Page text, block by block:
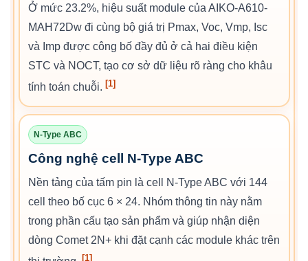
Ở mức 23.2%, hiệu suất module của AIKO-A610-
MAH72Dw đi cùng bộ giá trị Pmax, Voc, Vmp, Isc
và Imp được công bố đầy đủ ở cả hai điều kiện
STC và NOCT, tạo cơ sở dữ liệu rõ ràng cho khâu
tính toán chuỗi. [1]
N-Type ABC
Công nghệ cell N-Type ABC
Nền tảng của tấm pin là cell N-Type ABC với 144
cell theo bố cục 6 × 24. Nhóm thông tin này nằm
trong phần cấu tạo sản phẩm và giúp nhận diện
dòng Comet 2N+ khi đặt cạnh các module khác trên
[1]